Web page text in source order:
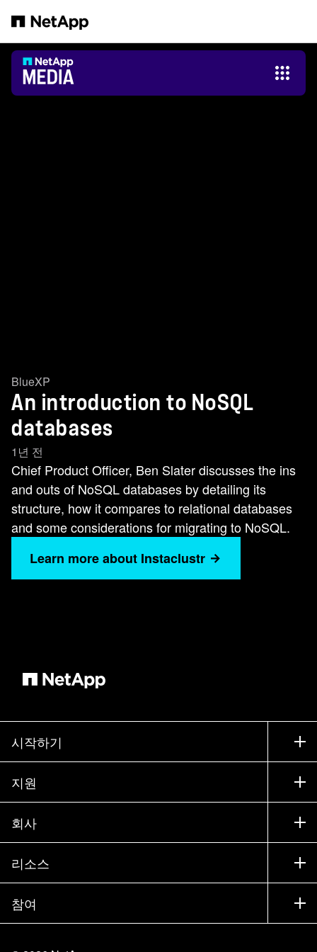
BlueXP
An introduction to NoSQL
databases
1년 전
Chief Product Officer, Ben Slater discusses the ins
and outs of NoSQL databases by detailing its
structure, how it compares to relational databases
and some considerations for migrating to NoSQL.
Learn more about Instaclustr
시작하기
구입 방법
세일즈 팀 연락처
파트너 찾기
경영진 브리핑
제품 소개
지원
지원
교육
설명서
커뮤니티
알아보기
회사
회사
파트너
채용
리소스
뉴스룸
이벤트
참여